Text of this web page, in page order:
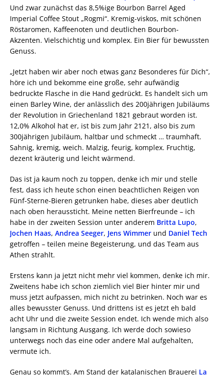
Und zwar zunächst das 8,5%ige Bourbon Barrel Aged
Imperial Coffee Stout „Rogmi“. Kremig-viskos, mit schönen
Röstaromen, Kaffeenoten und deutlichen Bourbon-
Akzenten. Vielschichtig und komplex. Ein Bier für bewussten
Genuss.
„Jetzt haben wir aber noch etwas ganz Besonderes für Dich“,
höre ich und bekomme eine große, sehr aufwändig
bedruckte Flasche in die Hand gedrückt. Es handelt sich um
einen Barley Wine, der anlässlich des 200jährigen Jubiläums
der Revolution in Griechenland 1821 gebraut worden ist.
12,0% Alkohol hat er, ist bis zum Jahr 2121, also bis zum
300jährigen Jubiläum, haltbar und schmeckt … traumhaft.
Sahnig, kremig, weich. Malzig, feurig, komplex. Fruchtig,
dezent kräuterig und leicht wärmend.
Das ist ja kaum noch zu toppen, denke ich mir und stelle
fest, dass ich heute schon einen beachtlichen Reigen von
Fünf-Sterne-Bieren getrunken habe, dieses aber deutlich
nach oben heraussticht. Meine netten Bierfreunde – ich
habe in der zweiten Session unter anderem Britta Lupo,
Jochen Haas, Andrea Seeger, Jens Wimmer und Daniel Tech
getroffen – teilen meine Begeisterung, und das Team aus
Athen strahlt.
Erstens kann ja jetzt nicht mehr viel kommen, denke ich mir.
Zweitens habe ich schon ziemlich viel Bier hinter mir und
muss jetzt aufpassen, mich nicht zu betrinken. Noch war es
alles bewusster Genuss. Und drittens ist es jetzt eh bald
acht Uhr und die zweite Session endet. Ich wende mich also
langsam in Richtung Ausgang. Ich werde doch sowieso
unterwegs noch das eine oder andere Mal aufgehalten,
vermute ich.
Genau so kommt’s. Am Stand der katalanischen Brauerei La